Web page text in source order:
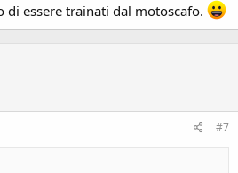
di essere trainati dal motoscafo.
#7